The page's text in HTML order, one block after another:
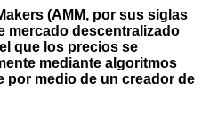
(AMM, por sus siglas
mercado descentralizado
que los precios se
mediante algoritmos
por medio de un creador de